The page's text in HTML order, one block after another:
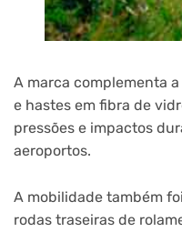
A marca complementa
e hastes em fibra de
pressões e impactos
aeroportos.
A mobilidade também
rodas traseiras de